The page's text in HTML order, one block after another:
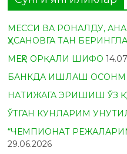
МЕССИ ВА РОНАЛДУ,
ҲУСАНОВГА ТАН
МЕҲР ОРҚАЛИ ШИФО
БАНКДА ИШЛАШ
НАТИЖАГА ЭРИШИШ ЎЗ
ЎТГАН КУНЛАРИМ
“ЧЕМПИОНАТ
29.06.2026